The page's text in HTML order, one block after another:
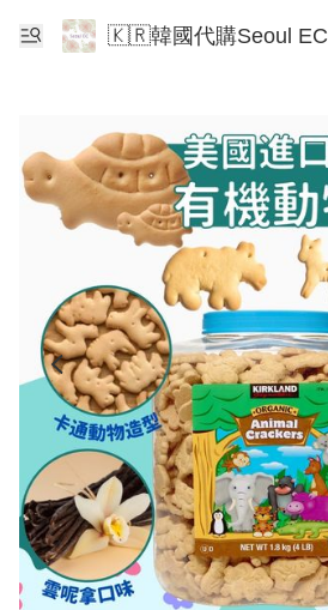
🇰🇷韓國代購Seoul EC